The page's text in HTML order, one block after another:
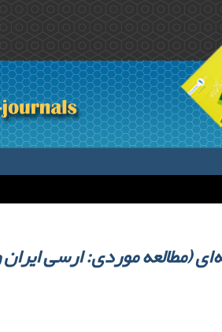
(مطالعه موردی: ارسی